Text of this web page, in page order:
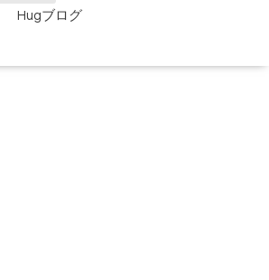
Hugブログ